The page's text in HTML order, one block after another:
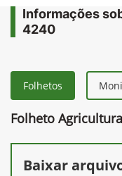
Informações
4240
Folhetos
Folheto
Baixar